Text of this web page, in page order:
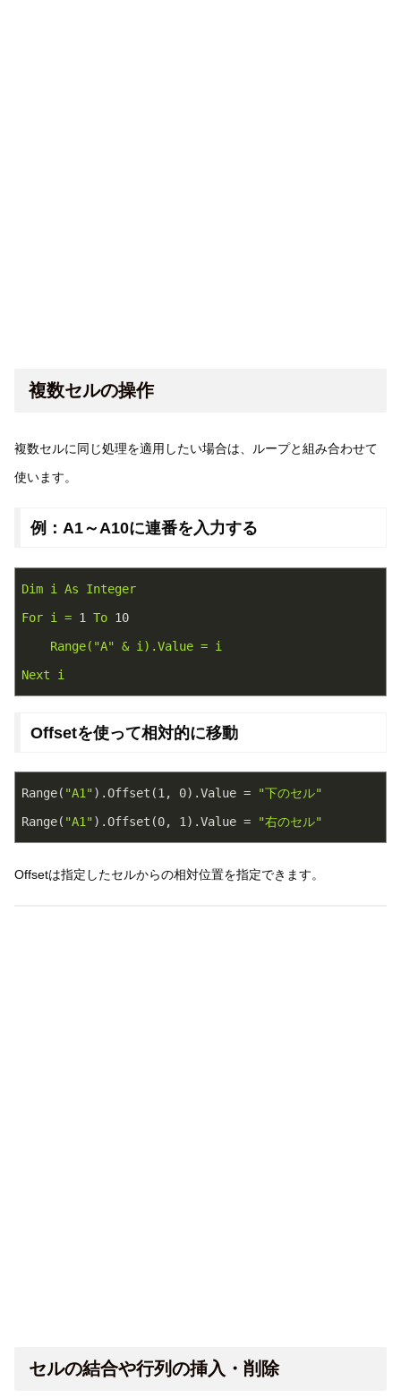
複数セルの操作
複数セルに同じ処理を適用したい場合は、ループと組み合わせて
使います。
例：A1～A10に連番を入力する
Dim i As
Integer
For i = 1 To 10
Range("A" & i).Value = i
Next
i
Offsetを使って相対的に移動
Range( "A1").Offset(1, 0).Value =
"下のセル"
Range( "A1").Offset(0, 1).Value = "右のセル"
Offsetは指定したセルからの相対位置を指定できます。
セルの結合や行列の挿入・削除